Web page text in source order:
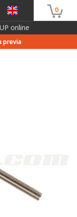
0
online
previa